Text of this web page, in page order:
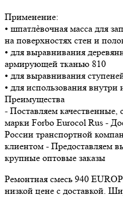
Применение:
• шпатлѐвочная масса для
на поверхностях стен и
• для выравнивания
армирующей тканью 810
• для выравнивания
• для использования
Преимущества
- Поставляем
марки Forbo Eurocol Rus -
России транспортной
клиентом - Предоставляем
крупные оптовые заказы
Ремонтная смесь 940
низкой цене с доставкой.